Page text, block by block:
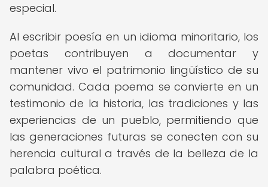
especial.
Al escribir poesía en un idioma minoritario, los
poetas contribuyen a documentar y
mantener vivo el patrimonio lingüístico de su
comunidad. Cada poema se convierte en un
testimonio de la historia, las tradiciones y las
experiencias de un pueblo, permitiendo que
las generaciones futuras se conecten con su
herencia cultural a través de la belleza de la
palabra poética.